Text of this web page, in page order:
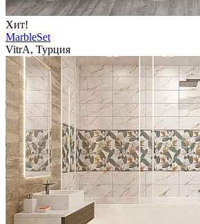
Хит!
MarbleSet
VitrA, Турция